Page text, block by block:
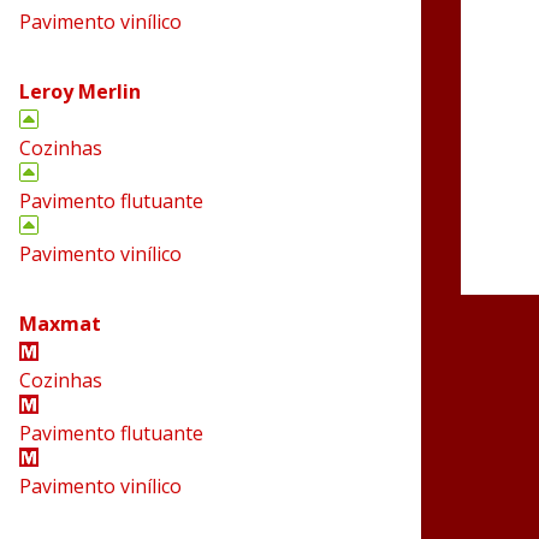
Pavimento vinílico
Leroy Merlin
Cozinhas
Pavimento flutuante
Pavimento vinílico
Maxmat
Cozinhas
Pavimento flutuante
Pavimento vinílico